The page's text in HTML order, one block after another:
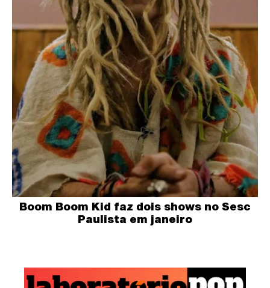
Boom Boom Kid faz dois shows no Sesc
Paulista em janeiro